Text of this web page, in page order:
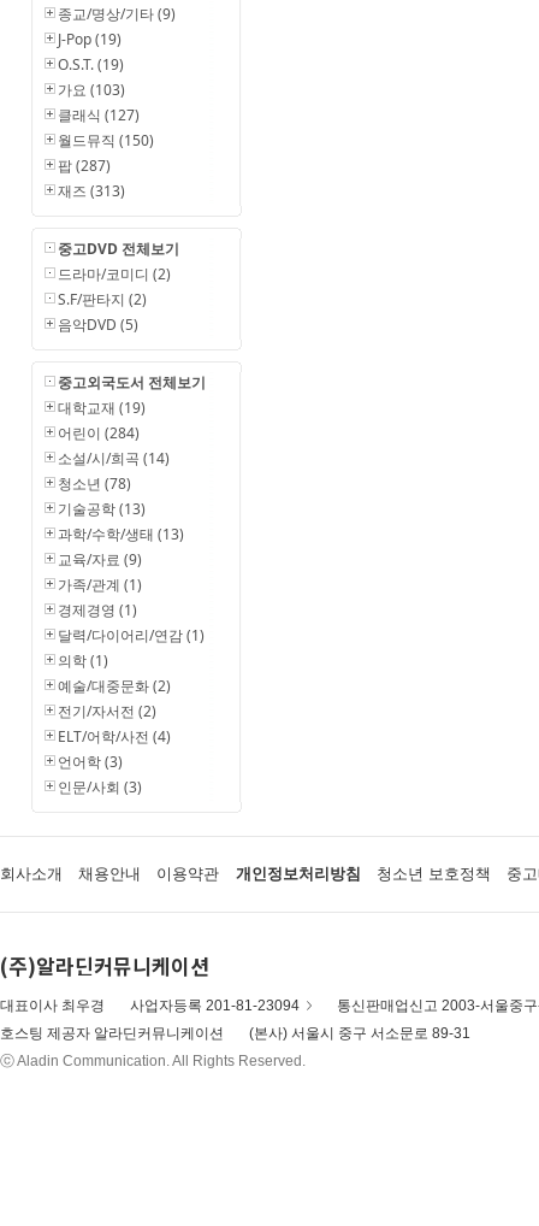
종교/명상/기타 (9)
J-Pop (19)
O.S.T. (19)
가요 (103)
클래식 (127)
월드뮤직 (150)
팝 (287)
재즈 (313)
중고DVD 전체보기
드라마/코미디 (2)
S.F/판타지 (2)
음악DVD (5)
중고외국도서 전체보기
대학교재 (19)
어린이 (284)
소설/시/희곡 (14)
청소년 (78)
기술공학 (13)
과학/수학/생태 (13)
교육/자료 (9)
가족/관계 (1)
경제경영 (1)
달력/다이어리/연감 (1)
의학 (1)
예술/대중문화 (2)
전기/자서전 (2)
ELT/어학/사전 (4)
언어학 (3)
인문/사회 (3)
회사소개 채용안내 이용약관 개인정보처리방침 청소년 보호정책 중
(주)알라딘커뮤니케이션
대표이사 최우경 사업자등록 201-81-23094
통신판매업신고 2003-서울중
호스팅 제공자 알라딘커뮤니케이션
(본사) 서울시 중구 서소문로 89-31
ⓒ Aladin Communication. All Rights Reserved.